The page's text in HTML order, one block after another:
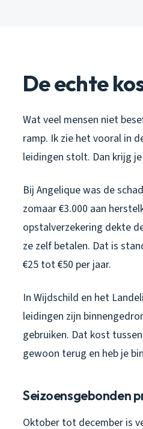
De echte
Wat veel mensen niet
ramp. Ik zie het vooral in
leidingen stolt. Dan krijg
Bij Angelique was de
zomaar €3.000 aan
opstalverzekering dekte
ze zelf betalen. Dat is
€25 tot €50 per jaar.
In Wijdschild en het
leidingen zijn
gebruiken. Dat kost
gewoon terug en heb je
Seizoensgebonden
Oktober tot december is